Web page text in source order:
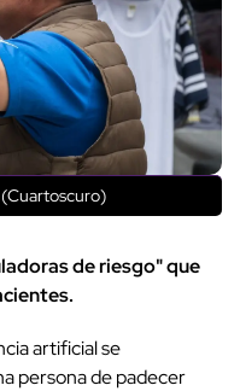
de riesgo" que
artificial se
persona de padecer